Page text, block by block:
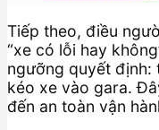
Tiếp theo, điều
“xe có lỗi hay
ngưỡng quyết định:
kéo xe vào gara.
đến an toàn vận